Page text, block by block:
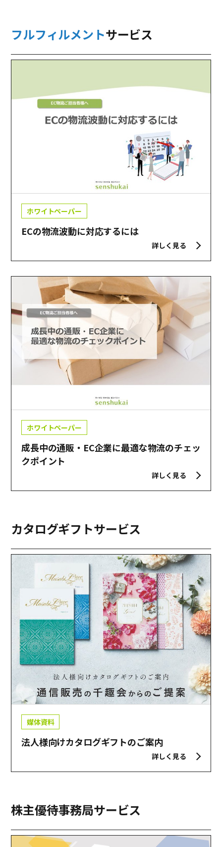
フルフィルメントサービス
ホワイトペーパー
ECの物流波動に対応するには
詳しく見る
ホワイトペーパー
成長中の通販・EC企業に最適な物流のチェッ
クポイント
詳しく見る
カタログギフトサービス
媒体資料
法人様向けカタログギフトのご案内
詳しく見る
株主優待事務局サービス